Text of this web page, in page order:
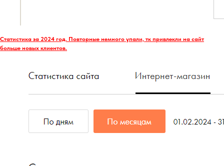
Статистика за 2024 год. Повторные немного упали, тк привлекли на сайт
больше новых клиентов.